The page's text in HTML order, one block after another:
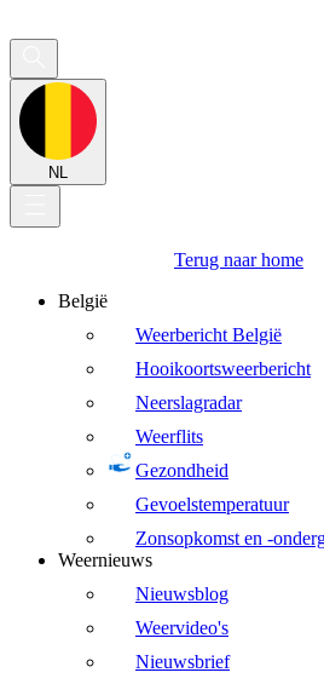
NL
Terug naar home
België
Weerbericht België
Hooikoortsweerbericht
Neerslagradar
Weerflits
Gezondheid
Gevoelstemperatuur
Zonsopkomst en -
Weernieuws
Nieuwsblog
Weervideo's
Nieuwsbrief